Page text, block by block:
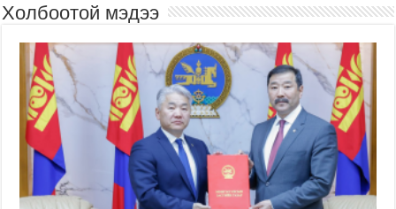
Холбоотой мэдээ